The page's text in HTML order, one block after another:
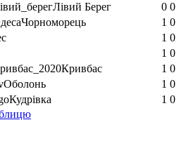
з
Кривбас
тур
Лівий Берег 0 0
Чорноморець 1 0
1 0
1 0
Кривбас 1 0
Оболонь 1 0
Кудрівка 1 0